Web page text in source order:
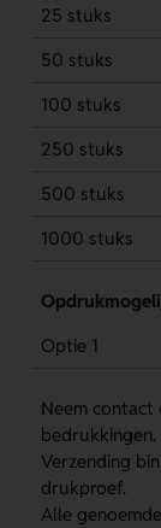
25 stuks
50 stuks
100 stuks
250 stuks
500 stuks
1000 stuks
Optie 1
Neem
bedrukkingen.
Verzending
drukproef.
Alle